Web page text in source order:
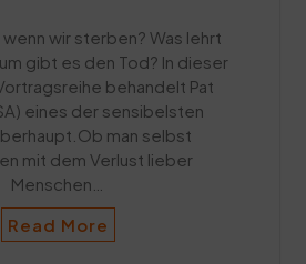
wir sterben? Was lehrt
gibt es den Tod? In dieser
behandelt Pat
eines der sensibelsten
man selbst
mit dem Verlust lieber
Menschen…
Read More